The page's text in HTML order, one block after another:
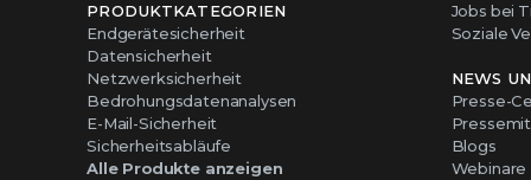
PRODUKTKATEGORIEN
Endgerätesicherheit
Datensicherheit
Netzwerksicherheit
Bedrohungsdatenanalysen
E-Mail-Sicherheit
Sicherheitsabläufe
Alle Produkte anzeigen
Jobs bei
Soziale
NEWS
Presse-
Blogs
Webinare